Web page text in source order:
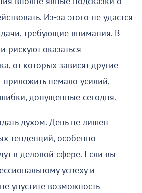
Из-за этого не удастся
требующие внимания. В
рискуют оказаться
от которых зависят другие
немало усилий,
допущенные сегодня.
духом. День не лишен
тенденций, особенно
в деловой сфере. Если вы
успеху и
упустите возможность